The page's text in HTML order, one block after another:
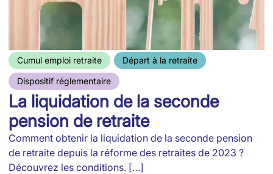
Cumul emploi retraite
Départ à la retraite
Dispositif réglementaire
La liquidation de la seconde
pension de retraite
Comment obtenir la liquidation de la seconde pension
de retraite depuis la réforme des retraites de 2023 ?
Découvrez les conditions. […]